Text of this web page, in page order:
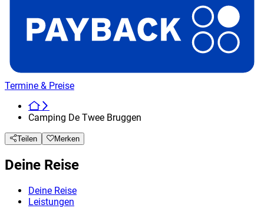
Termine & Preise
Camping De Twee Bruggen
Teilen Merken
Deine Reise
Deine Reise
Leistungen